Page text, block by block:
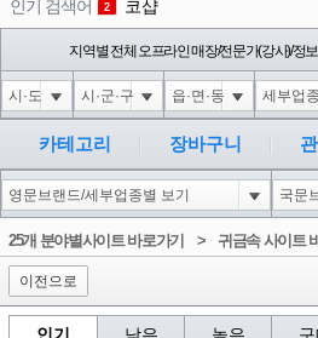
인기 검색어 2 코샵
3
4
5
6
1
지역별 전체 오프라인 매장/전문가(강사)/정
카테고리 장바구니
25개 분야별사이트 바로가기 > 귀금속 사이트
이전으로
인기
낮은
높은